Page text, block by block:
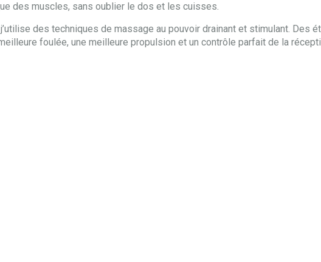
des muscles, sans oublier le dos et les cuisses.
des techniques de massage au pouvoir drainant et stimulant. Des
foulée, une meilleure propulsion et un contrôle parfait de la